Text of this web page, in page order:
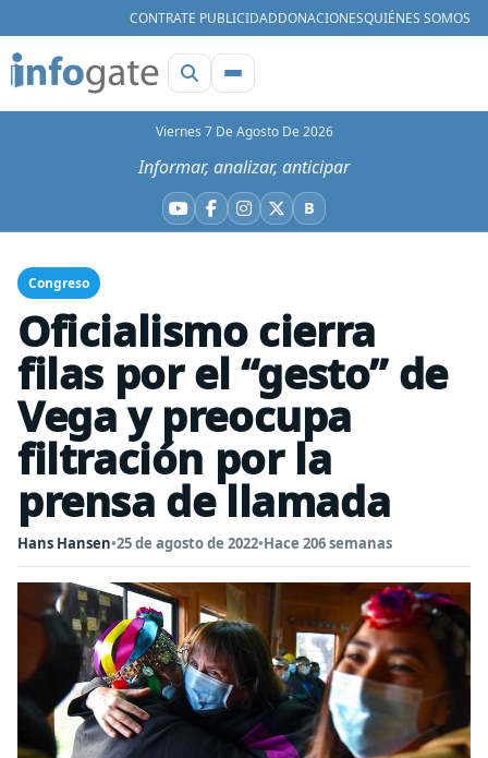
CONTRATE PUBLICIDADDONACIONESQUIÉNES SOMOS
Viernes 7 De Agosto De 2026
Informar, analizar, anticipar
YouTube
Facebook
Instagram
X BBluesky
Congreso
Oficialismo cierra
filas por el “gesto” de
Vega y preocupa
filtración por la
prensa de llamada
Hans Hansen•25 de agosto de 2022•Hace 206 semanas